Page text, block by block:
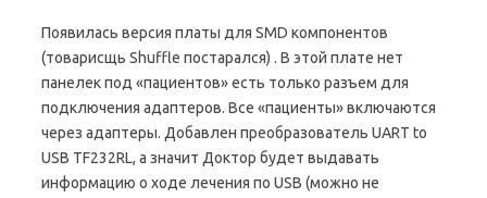
Появилась версия платы для SMD компонентов
(товарисщь Shuffle постарался) . В этой плате нет
панелек под «пациентов» есть только разъем для
подключения адаптеров. Все «пациенты» включаются
через адаптеры. Добавлен преобразователь UART to
USB TF232RL, а значит Доктор будет выдавать
информацию о ходе лечения по USB (можно не